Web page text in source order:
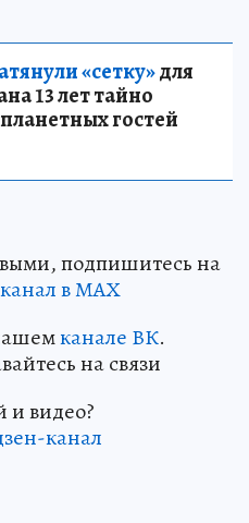
«сетку»для
13 лет тайно
гостей
подпишитесь на
канал в МАХ
канале ВК.
на связи
и видео?
канал